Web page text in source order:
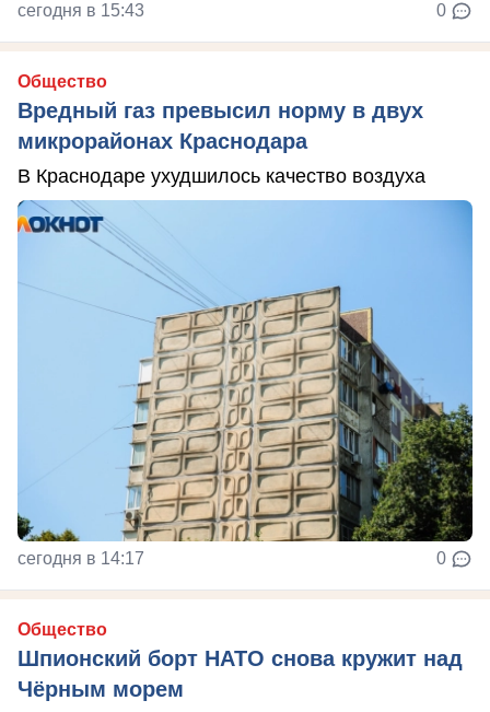
сегодня в 15:43 0
Общество
Вредный газ превысил норму в двух
микрорайонах Краснодара
В Краснодаре ухудшилось качество воздуха
сегодня в 14:17 0
Общество
Шпионский борт НАТО снова кружит над
Чёрным морем